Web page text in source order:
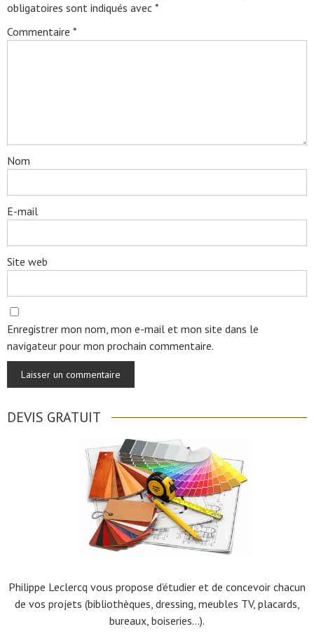
obligatoires sont indiqués avec *
Commentaire *
Nom
E-mail
Site web
Enregistrer mon nom, mon e-mail et mon site dans le
navigateur pour mon prochain commentaire.
DEVIS GRATUIT
Philippe Leclercq vous propose d’étudier et de concevoir chacun
de vos projets (bibliothèques, dressing, meubles TV, placards,
bureaux, boiseries…).